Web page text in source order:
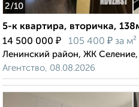
2/10
5-к квартира, вторичка,
14 500 000 ₽ 105 400 ₽ за м²
Ленинский район, ЖК
Агентство, 08.08.2026